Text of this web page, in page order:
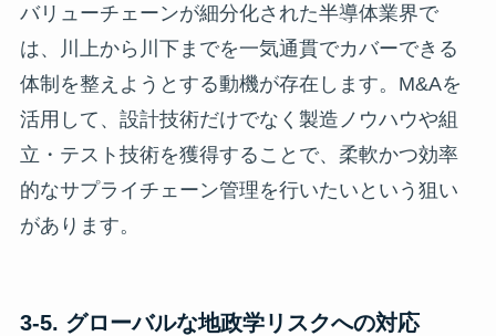
バリューチェーンが細分化された半導体業界で
は、川上から川下までを一気通貫でカバーできる
体制を整えようとする動機が存在します。M&Aを
活用して、設計技術だけでなく製造ノウハウや組
立・テスト技術を獲得することで、柔軟かつ効率
的なサプライチェーン管理を行いたいという狙い
があります。
3-5. グローバルな地政学リスクへの対応